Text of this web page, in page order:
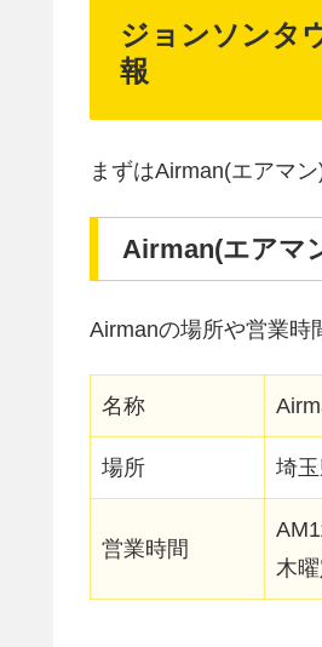
ジョンソンタ
報
まずはAirman(エアマ
Airman(エアマ
Airmanの場所や営業時
名称
場所 埼
営業時間
木